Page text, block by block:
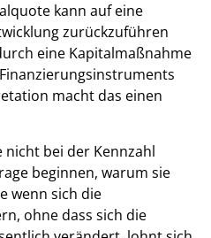
kann auf eine
zurückzuführen
eine Kapitalmaßnahme
macht das einen
nicht bei der Kennzahl
beginnen, warum sie
wenn sich die
ohne dass sich die